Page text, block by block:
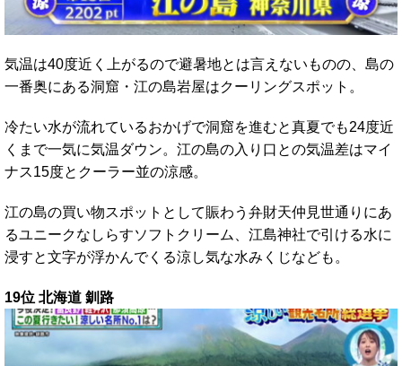
気温は40度近く上がるので避暑地とは言えないものの、島の
一番奥にある洞窟・江の島岩屋はクーリングスポット。
冷たい水が流れているおかげで洞窟を進むと真夏でも24度近
くまで一気に気温ダウン。江の島の入り口との気温差はマイ
ナス15度とクーラー並の涼感。
江の島の買い物スポットとして賑わう弁財天仲見世通りにあ
るユニークなしらすソフトクリーム、江島神社で引ける水に
浸すと文字が浮かんでくる涼し気な水みくじなども。
19位 北海道 釧路